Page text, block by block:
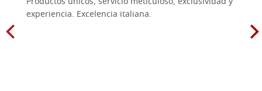
experiencia. Excelencia italiana.